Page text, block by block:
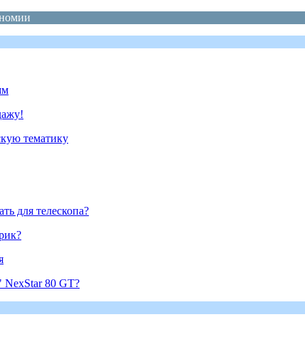
тематику
для телескопа?
80 GT?